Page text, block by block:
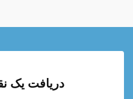
دریافت یک